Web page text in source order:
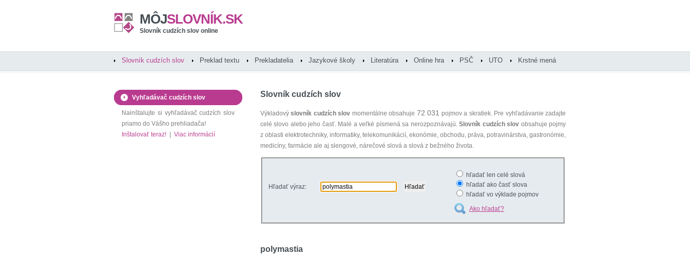
MÔJSLOVNÍK.SK
Slovník cudzích slov online
Slovník cudzích slov Preklad textu Prekladatelia Jazykové školy Literatúra Online hra PSČ UTO Krstné mená
Slovník cudzích slov
Výkladovýslovník cudzích slov momentálne obsahuje 72 031 pojmov a skratiek. Pre vyhľadávanie zadajte
celé slovo alebo jeho časť. Malé a veľké písmená sa nerozpoznávajú.Slovník cudzích slov obsahuje pojmy
z oblasti elektrotechniky, informatiky, telekomunikácií, ekonómie, obchodu, práva, potravinárstva, gastronómie,
medicíny, farmácie ale aj slengové, nárečové slová a slová z bežného života.
Hľadať výraz:
hľadať len celé slová
hľadať ako časť slova
hľadať vo výklade pojmov
Ako hľadať?
polymastia
Vyhľadávač cudzích slov
Nainštalujte si vyhľadávač cudzích slov
priamo do Vášho prehliadača!
Inštalovať teraz!
Viac informácií